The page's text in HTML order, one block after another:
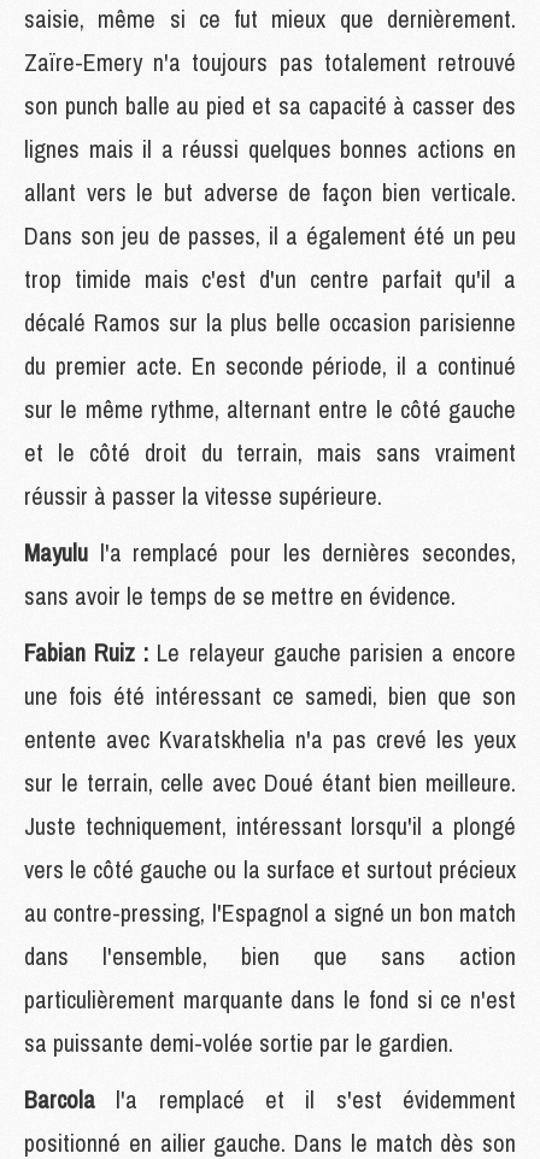
saisie, même si ce fut mieux que dernièrement.
Zaïre-Emery n'a toujours pas totalement retrouvé
son punch balle au pied et sa capacité à casser des
lignes mais il a réussi quelques bonnes actions en
allant vers le but adverse de façon bien verticale.
Dans son jeu de passes, il a également été un peu
trop timide mais c'est d'un centre parfait qu'il a
décalé Ramos sur la plus belle occasion parisienne
du premier acte. En seconde période, il a continué
sur le même rythme, alternant entre le côté gauche
et le côté droit du terrain, mais sans vraiment
réussir à passer la vitesse supérieure.
Mayulu l'a remplacé pour les dernières secondes,
sans avoir le temps de se mettre en évidence.
Fabian Ruiz : Le relayeur gauche parisien a encore
une fois été intéressant ce samedi, bien que son
entente avec Kvaratskhelia n'a pas crevé les yeux
sur le terrain, celle avec Doué étant bien meilleure.
Juste techniquement, intéressant lorsqu'il a plongé
vers le côté gauche ou la surface et surtout précieux
au contre-pressing, l'Espagnol a signé un bon match
dans l'ensemble, bien que sans action
particulièrement marquante dans le fond si ce n'est
sa puissante demi-volée sortie par le gardien.
Barcola l'a remplacé et il s'est évidemment
positionné en ailier gauche. Dans le match dès son